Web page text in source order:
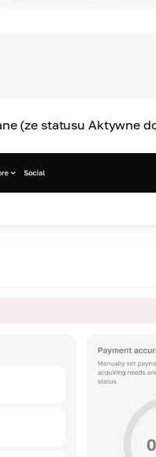
(ze statusu Aktywne